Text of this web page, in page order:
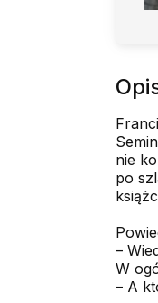
nie
po
–
W
– A